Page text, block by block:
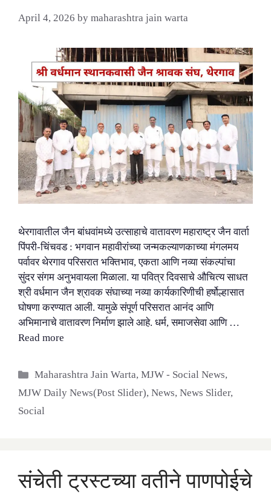
April 4, 2026 by maharashtra jain warta
थेरगावातील जैन बांधवांमध्ये उत्साहाचे वातावरण महाराष्ट्र जैन वार्ता
पिंपरी-चिंचवड : भगवान महावीरांच्या जन्मकल्याणकाच्या मंगलमय
पर्वावर थेरगाव परिसरात भक्तिभाव, एकता आणि नव्या संकल्पांचा
सुंदर संगम अनुभवायला मिळाला. या पवित्र दिवसाचे औचित्य साधत
श्री वर्धमान जैन श्रावक संघाच्या नव्या कार्यकारिणीची हर्षोल्हासात
घोषणा करण्यात आली. यामुळे संपूर्ण परिसरात आनंद आणि
अभिमानाचे वातावरण निर्माण झाले आहे. धर्म, समाजसेवा आणि …
Read more
Categories
Maharashtra Jain Warta,MJW - Social News,
MJW Daily News(Post Slider), News, News Slider,
Social
संचेती ट्रस्टच्या वतीने पाणपोईचे